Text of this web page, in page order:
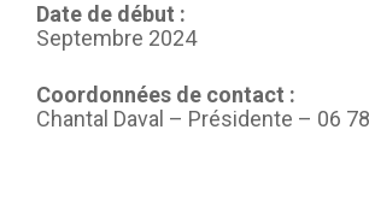
Date de début :
Septembre 2024
Coordonnées de contact :
Chantal Daval – Présidente – 06